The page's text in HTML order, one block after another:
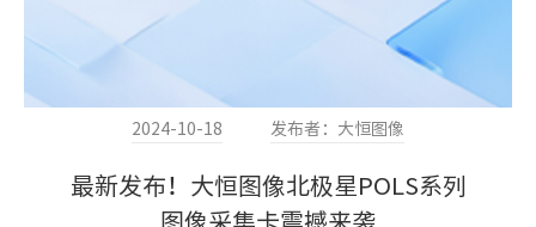
2024-10-18 发布者：大恒图像
最新发布！大恒图像北极星POLS系列
图像采集卡震撼来袭